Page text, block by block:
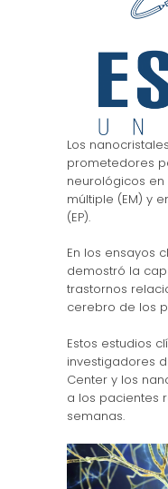
Los
prometedores
neurológicos
múltiple (EM) y
(EP).
En los ensayos
demostró la
trastornos
cerebro de los
Estos estudios
investigadores
Center y los
a los pacientes
semanas.